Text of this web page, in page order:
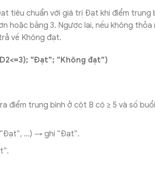
tiêu chuẩn với giá trị Đạt khi điểm trung
hoặc bằng 3. Ngược lại, nếu không thỏa
về Không đạt.
“Đạt”; “Không đạt”)
điểm trung bình ở cột B có ≥ 5 và số
…) → ghi “Đạt”.